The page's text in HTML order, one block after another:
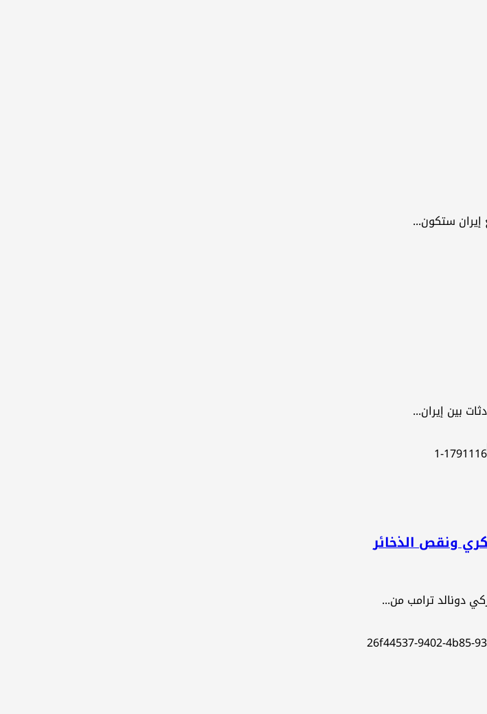
ستكون...
بين إيران...
ونقص الذخائر
دونالد ترامب من...